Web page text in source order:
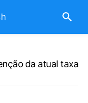
da atual taxa